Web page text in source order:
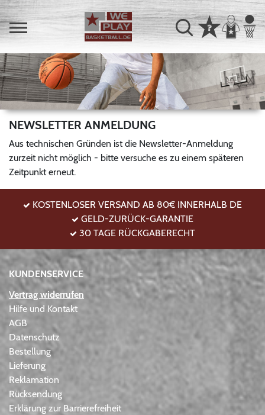
NEWSLETTER ANMELDUNG
Aus technischen Gründen ist die Newsletter-Anmeldung
zurzeit nicht möglich - bitte versuche es zu einem späteren
Zeitpunkt erneut.
KOSTENLOSER VERSAND AB 80€ INNERHALB DE
GELD-ZURÜCK-GARANTIE
30 TAGE RÜCKGABERECHT
KUNDENSERVICE
Vertrag widerrufen
Hilfe und Kontakt
AGB
Datenschutz
Bestellung
Lieferung
Reklamation
Rücksendung
Erklärung zur Barrierefreiheit